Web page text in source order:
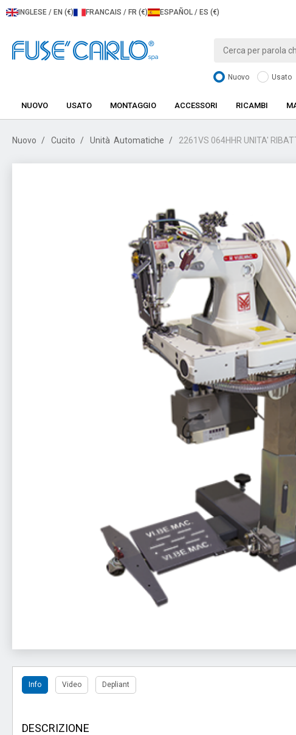
INGLESE / EN (€) FRANCAIS / FR (€) ESPAÑOL / ES (€)
Nuovo Usato
NUOVO USATO MONTAGGIO ACCESSORI RICAMBI
Nuovo Cucito Unità Automatiche 2261VS 064HHR UNITA'
Info Video Depliant
DESCRIZIONE